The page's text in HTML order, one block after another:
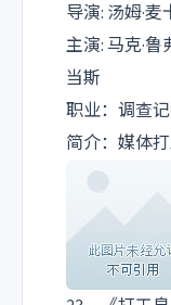
导演: 汤姆·麦
主演: 马克·鲁
当斯
职业：调查
简介：媒体